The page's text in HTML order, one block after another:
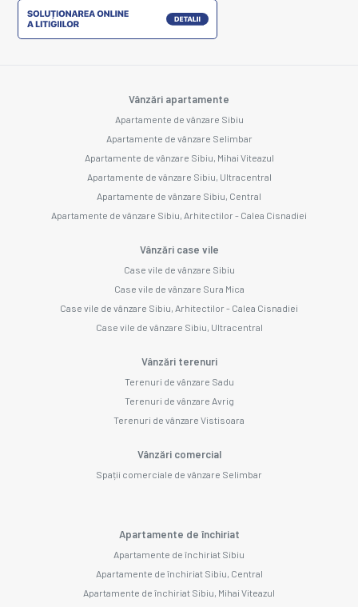
Vânzări apartamente
Apartamente de vânzare Sibiu
Apartamente de vânzare Selimbar
Apartamente de vânzare Sibiu, Mihai Viteazul
Apartamente de vânzare Sibiu, Ultracentral
Apartamente de vânzare Sibiu, Central
Apartamente de vânzare Sibiu, Arhitectilor - Calea Cisnadiei
Vânzări case vile
Case vile de vânzare Sibiu
Case vile de vânzare Sura Mica
Case vile de vânzare Sibiu, Arhitectilor - Calea Cisnadiei
Case vile de vânzare Sibiu, Ultracentral
Vânzări terenuri
Terenuri de vânzare Sadu
Terenuri de vânzare Avrig
Terenuri de vânzare Vistisoara
Vânzări comercial
Spații comerciale de vânzare Selimbar
Apartamente de închiriat
Apartamente de închiriat Sibiu
Apartamente de închiriat Sibiu, Central
Apartamente de închiriat Sibiu, Mihai Viteazul